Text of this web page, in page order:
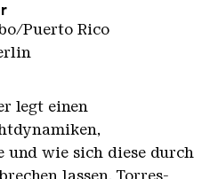
Puerto Rico
legt einen
und wie sich diese durch
lassen. Torres-